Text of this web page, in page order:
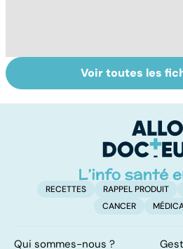
déshydratation
Voir toutes les
RECETTES RAPPEL PRODUIT
CANCER
Qui sommes-nous ?